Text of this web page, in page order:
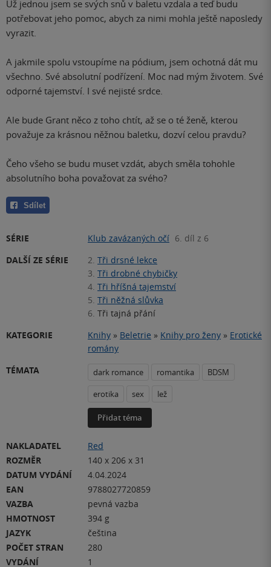
Už jednou jsem se svých snů v baletu vzdala a teď budu
potřebovat jeho pomoc, abych za nimi mohla ještě naposledy
vyrazit.
A jakmile spolu vstoupíme na pódium, jsem ochotná dát mu
všechno. Své absolutní podřízení. Moc nad mým životem. Své
odporné tajemství. I své nejisté srdce.
Ale bude Grant něco z toho chtít, až se o té ženě, kterou
považuje za krásnou něžnou baletku, dozví celou pravdu?
Čeho všeho se budu muset vzdát, abych směla tohohle
absolutního boha považovat za svého?
Sdílet
SÉRIE Klub zavázaných očí 6. díl z 6
DALŠÍ ZE SÉRIE
2. Tři drsné lekce
3. Tři drobné chybičky
4. Tři hříšná tajemství
5. Tři něžná slůvka
6. Tři tajná přání
KATEGORIE
Knihy » Beletrie » Knihy pro ženy » Erotické
romány
TÉMATA
dark romance romantika
BDSM
erotika
sex lež
Přidat téma
NAKLADATEL
Red
ROZMĚR
140 x 206 x 31
DATUM VYDÁNÍ
4.04.2024
EAN
9788027720859
VAZBA
pevná vazba
HMOTNOST
394 g
JAZYK
čeština
POČET STRAN
280
VYDÁNÍ
1